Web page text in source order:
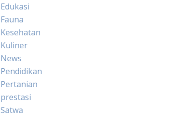
Edukasi
Fauna
Kesehatan
Kuliner
News
Pendidikan
Pertanian
prestasi
Satwa